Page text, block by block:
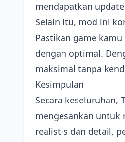
mendapatkan
Selain itu, mod ini
Pastikan game
dengan optimal.
maksimal tanpa
Kesimpulan
Secara keseluruhan,
mengesankan untuk
realistis dan detail,